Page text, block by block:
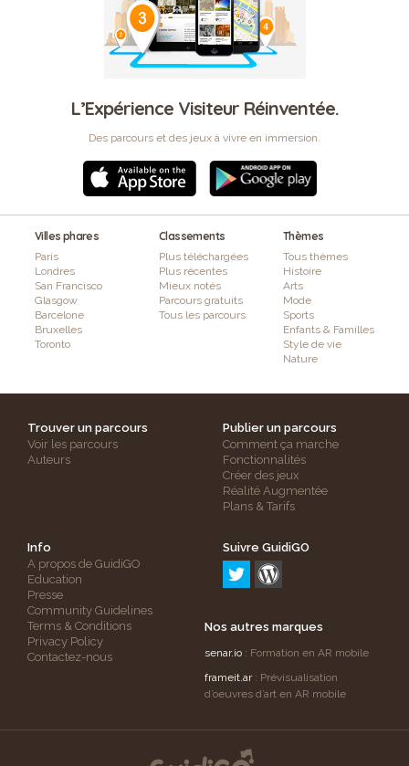
L’Expérience Visiteur Réinventée.
Des parcours et des jeux à vivre en immersion.
Villes phares
Paris
Londres
San Francisco
Glasgow
Barcelone
Bruxelles
Toronto
Classements
Plus téléchargées
Plus récentes
Mieux notés
Parcours gratuits
Tous les parcours
Thèmes
Tous thèmes
Histoire
Arts
Mode
Sports
Enfants & Familles
Style de vie
Nature
Trouver un parcours
Voir les parcours
Auteurs
Publier un parcours
Comment ça marche
Fonctionnalités
Créer des jeux
Réalité Augmentée
Plans & Tarifs
Info
A propos de GuidiGO
Education
Presse
Community Guidelines
Terms & Conditions
Privacy Policy
Contactez-nous
Suivre GuidiGO
Nos autres marques
senar.io : Formation en AR mobile
frameit.ar: Prévisualisation
d’oeuvres d’art en AR mobile